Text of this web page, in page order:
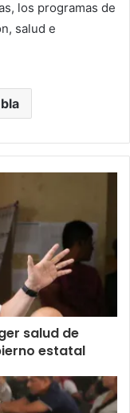
los programas de
salud e
salud de
estatal